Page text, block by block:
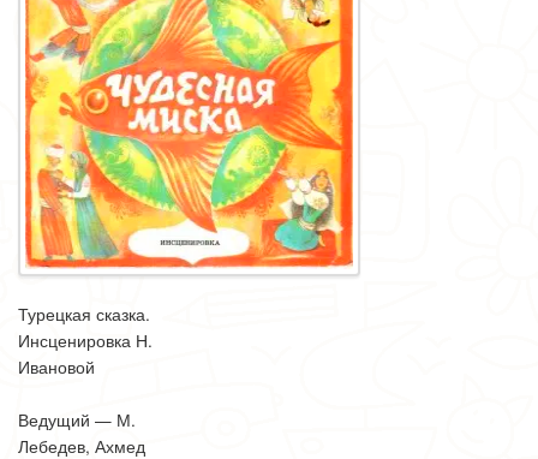
Турецкая сказка.
Инсценировка Н.
Ивановой
Ведущий — М.
Лебедев, Ахмед